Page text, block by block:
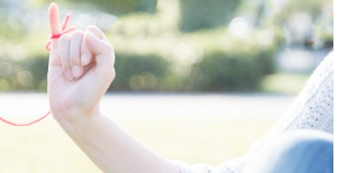
ゴ
リ
ー: